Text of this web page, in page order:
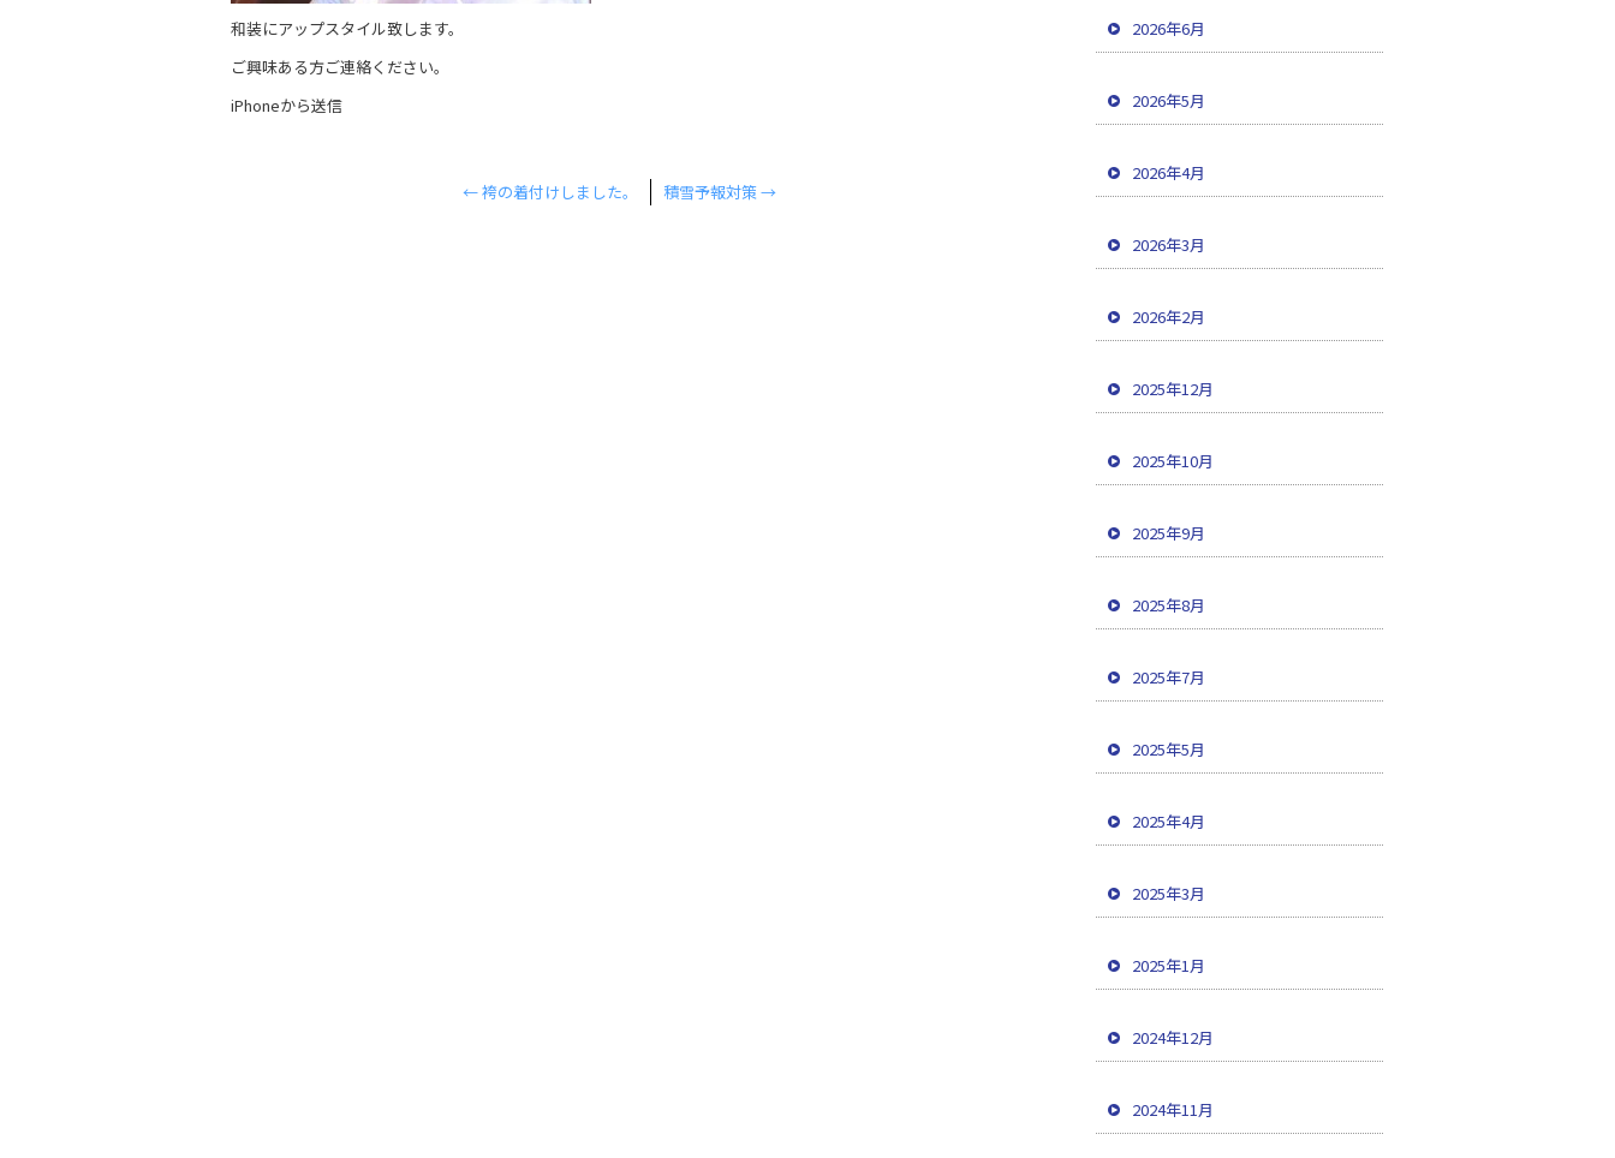
和装にアップスタイル致します。
ご興味ある方ご連絡ください。
iPhoneから送信
←袴の着付けしました。 積雪予報対策→
2026年6月
2026年5月
2026年4月
2026年3月
2026年2月
2025年12月
2025年10月
2025年9月
2025年8月
2025年7月
2025年5月
2025年4月
2025年3月
2025年1月
2024年12月
2024年11月